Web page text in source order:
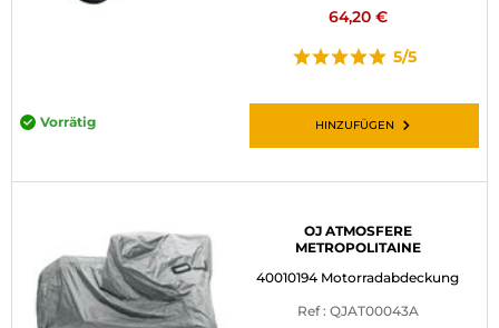
64,20 €
5/5
Vorrätig HINZUFÜGEN
OJ ATMOSFERE
METROPOLITAINE
40010194 Motorradabdeckung
Ref : QJAT00043A